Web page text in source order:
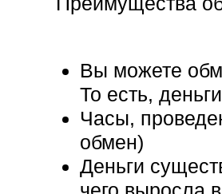
Вы можете
То есть,
Часы,
обмен)
Деньги